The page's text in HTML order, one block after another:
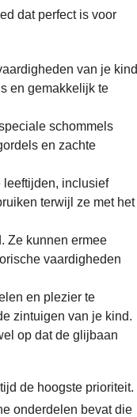
dat perfect is voor
van je kind
en gemakkelijk te
schommels
en zachte
inclusief
terwijl ze met het
Ze kunnen ermee
vaardigheden
en plezier te
zintuigen van je kind.
op dat de glijbaan
de hoogste prioriteit.
onderdelen bevat die